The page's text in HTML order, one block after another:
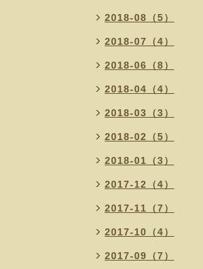
2018-08（5）
2018-07（4）
2018-06（8）
2018-04（4）
2018-03（3）
2018-02（5）
2018-01（3）
2017-12（4）
2017-11（7）
2017-10（4）
2017-09（7）